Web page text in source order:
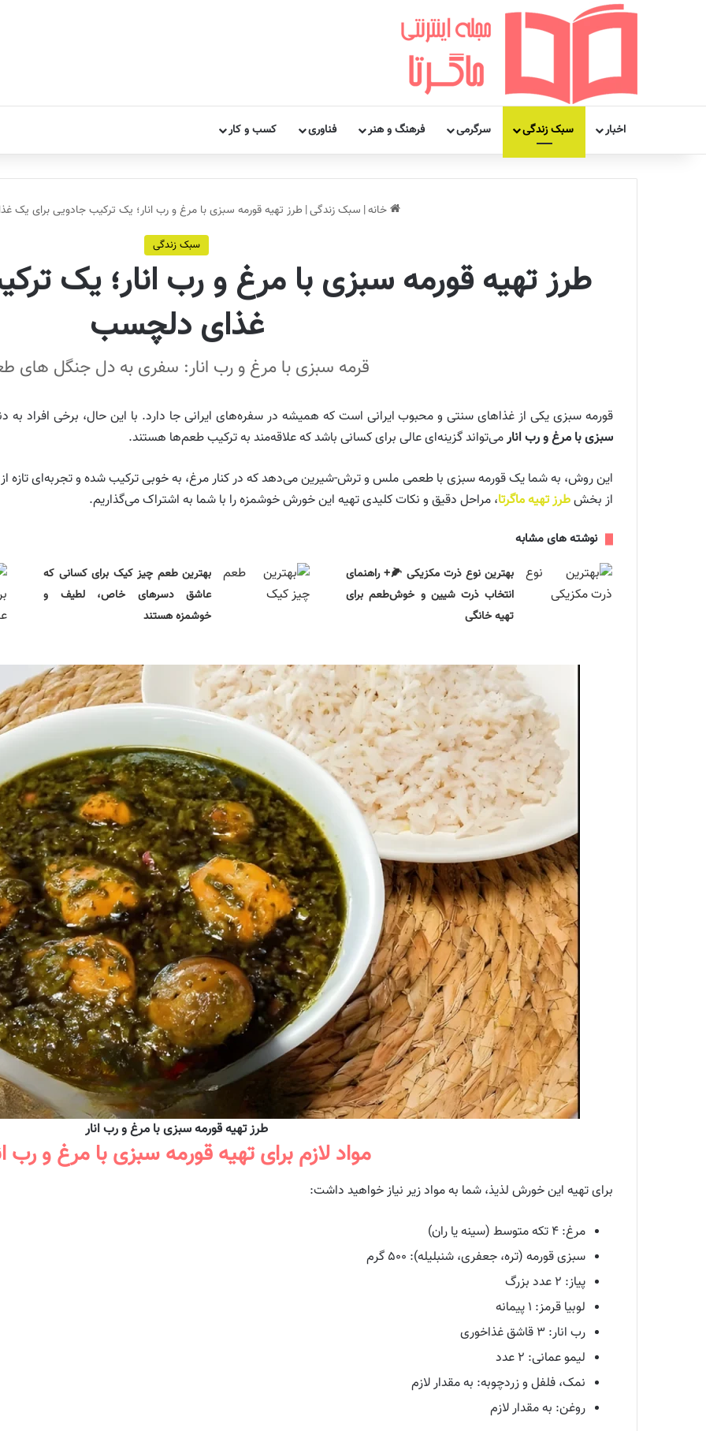
اخبار سبک زندگی سرگرمی فرهنگ و هنر فناوری کسب و کار
خانه| سبک زندگی| طرز تهیه قورمه سبزی با مرغ و رب انار؛ یک ترکیب جادویی برای یک
سبک زندگی
طرز تهیه قورمه سبزی با مرغ و رب انار؛ یک
غذای دلچسب
قرمه سبزی با مرغ و رب انار: سفری به دل جنگل های
قورمه سبزی یکی از غذاهای سنتی و محبوب ایرانی است که همیشه در سفره‌های ایرانی جا دارد. با این حال، برخی افراد
سبزی با مرغ و رب انارمی‌تواند گزینه‌ای عالی برای کسانی باشد که علاقه‌مند به ترکیب طعم‌ها هستند.
این روش، به شما یک قورمه سبزی با طعمی ملس و ترش-شیرین می‌دهد که در کنار مرغ، به خوبی ترکیب شده و تجربه‌ای تازه از
از بخشطرز تهیه ماگرتا، مراحل دقیق و نکات کلیدی تهیه این خورش خوشمزه را با شما به اشتراک می‌گذاریم.
نوشته های مشابه
بهترین نوع ذرت مکزیکی 🌽+ راهنمای
انتخاب ذرت شیین و خوش‌طعم برای
تهیه خانگی
بهترین طعم چیز کیک برای کسانی که
عاشق دسرهای خاص، لطیف و
خوشمزه هستند
طرز تهیه قورمه سبزی با مرغ و رب انار
مواد لازم برای تهیه قورمه سبزی با مرغ و رب
برای تهیه این خورش لذیذ، شما به مواد زیر نیاز خواهید داشت:
مرغ: ۴ تکه متوسط (سینه یا ران)
سبزی قورمه (تره، جعفری، شنبلیله): ۵۰۰ گرم
پیاز: ۲ عدد بزرگ
لوبیا قرمز: ۱ پیمانه
رب انار: ۳ قاشق غذاخوری
لیمو عمانی: ۲ عدد
نمک، فلفل و زردچوبه: به مقدار لازم
روغن: به مقدار لازم